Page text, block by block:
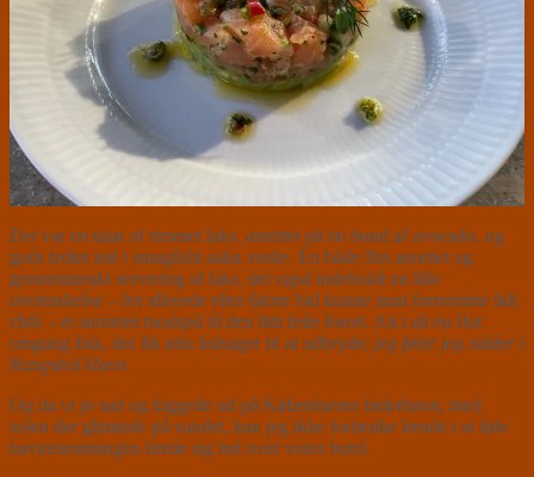
Det var en tatar af rimmet laks, anrettet på en bund af avocado, og
godt fedtet ind i smagfuld salsa verde. En både flot anrettet og
gennemtænkt servering af laks, der også indeholdt en lille
overraskelse – for allerede efter første bid kunne man fornemme lidt
chili – et storartet modspil til den lidt fede forret. Alt i alt en flot
omgang fisk, der fik min ledsager til at udbryde; jeg føler jeg sidder i
Rungsted Havn.
Og da vi jo sad og kiggede ud på Københavns Inderhavn, med
solen der glimtede på vandet, kan jeg ikke fortænke hende i at føle
havnestemningen brede sig ind over vores bord.